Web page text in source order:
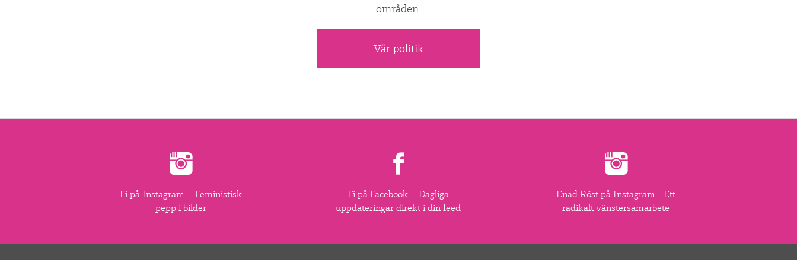
områden.
Vår politik
Fi på Instagram – Feministisk
pepp i bilder
Fi på Facebook – Dagliga
uppdateringar direkt i din feed
Enad Röst på Instagram - Ett
radikalt vänstersamarbete